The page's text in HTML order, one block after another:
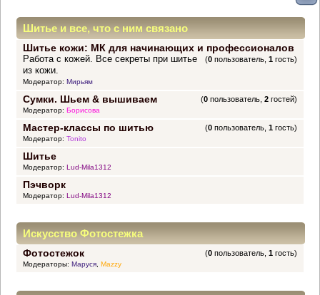
Шитье и все, что с ним связано
Шитье кожи: МК для начинающих и профессионалов
(0 пользователь,1 гость)
Работа с кожей. Все секреты при шитье
из кожи.
Модератор: Мирьям
Сумки. Шьем & вышиваем (0 пользователь,2 гостей)
Модератор: Борисова
Мастер-классы по шитью (0 пользователь,1 гость)
Модератор: Tonito
Шитье
Модератор: Lud-Mila1312
Пэчворк
Модератор: Lud-Mila1312
Искусство Фотостежка
Фотостежок (0 пользователь,1 гость)
Модераторы: Маруся, Mazzy